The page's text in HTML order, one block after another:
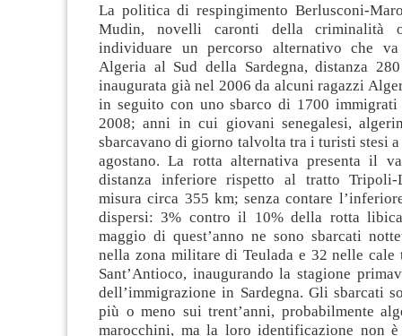
La politica di respingimento Berlusconi-
Mudin, novelli caronti della criminalità
individuare un percorso alternativo che
Algeria al Sud della Sardegna, distanza
inaugurata già nel 2006 da alcuni ragazzi
in seguito con uno sbarco di 1700
2008; anni in cui giovani senegalesi,
sbarcavano di giorno talvolta tra i turisti stesi
agostano. La rotta alternativa presenta il
distanza inferiore rispetto al tratto Tripoli-
misura circa 355 km; senza contare
dispersi: 3% contro il 10% della rotta
maggio di quest’anno ne sono sbarcati
nella zona militare di Teulada e 32 nelle cale
Sant’Antioco, inaugurando la stagione
dell’immigrazione in Sardegna. Gli sbarcati
più o meno sui trent’anni, probabilmente
marocchini, ma la loro identificazione non è